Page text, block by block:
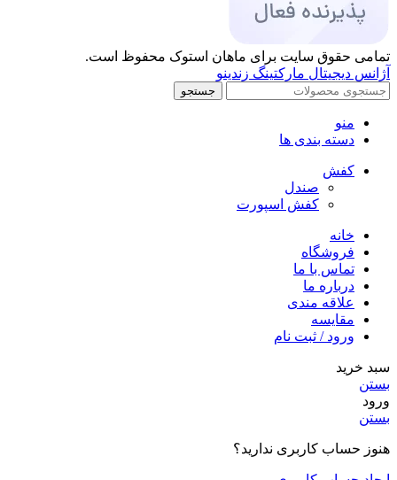
تمامی حقوق سایت برای ماهان استوک محفوظ است.
آژانس دیجیتال مارکتینگ زندینو
جستجو
منو
دسته بندی ها
کفش
صندل
کفش اسپورت
خانه
فروشگاه
تماس با ما
درباره ما
علاقه مندی
مقایسه
ورود / ثبت نام
سبد خرید
بستن
ورود
بستن
هنوز حساب کاربری ندارید؟